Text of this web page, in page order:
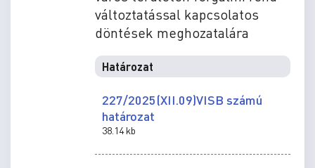
változtatással kapcsolatos
döntések meghozatalára
Határozat
227/2025(XII.09)VISB számú
határozat
38.14 kb